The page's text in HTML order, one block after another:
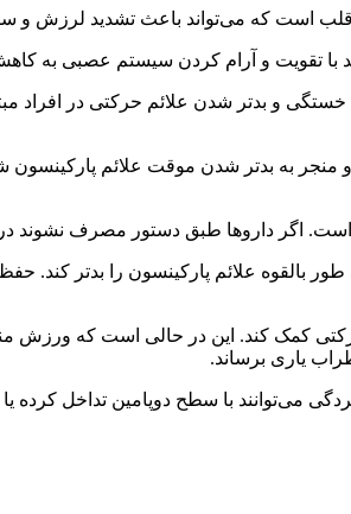
تقویت و آرام کردن سیستم عصبی به
و بدتر شدن علائم حرکتی در افراد
منجر به بدتر شدن موقت علائم
طور بالقوه علائم پارکینسون را بدتر
کمک کند. این در حالی است که ورزش
یاری برساند.